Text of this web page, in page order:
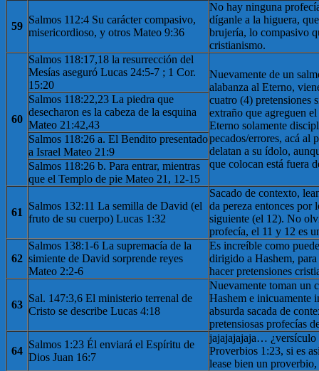
59
Salmos 112:4 Su carácter compasivo,
misericordioso, y otros Mateo 9:36
No hay ninguna
díganle a la higuera,
brujería, lo compasivo
cristianismo.
60
Salmos 118:17,18 la resurrección del
Mesías aseguró Lucas 24:5-7 ; 1 Cor.
15:20
Nuevamente de un
alabanza al Eterno,
cuatro (4) pretensiones
extraño que agreguen
Eterno solamente
pecados/errores, acá al
delatan a su ídolo,
que colocan está fuera
Salmos 118:22,23 La piedra que
desecharon es la cabeza de la esquina
Mateo 21:42,43
Salmos 118:26 a. El Bendito presentado
a Israel Mateo 21:9
Salmos 118:26 b. Para entrar, mientras
que el Templo de pie Mateo 21, 12-15
61
Salmos 132:11 La semilla de David (el
fruto de su cuerpo) Lucas 1:32
Sacado de contexto,
da pereza entonces por
siguiente (el 12). No
profecía, el 11 y 12 es
62
Salmos 138:1-6 La supremacía de la
simiente de David sorprende reyes
Mateo 2:2-6
Es increíble como
dirigido a Hashem,
hacer pretensiones
63
Sal. 147:3,6 El ministerio terrenal de
Cristo se describe Lucas 4:18
Nuevamente toman un
Hashem e inicuamente
absurda sacada de
pretensiosas profecías
64
Salmos 1:23 Él enviará el Espíritu de
Dios Juan 16:7
jajajajajaja… ¿versículo
Proverbios 1:23, si es
lease bien un